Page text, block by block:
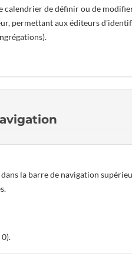
de définir ou de
permettant aux éditeurs
la barre de navigation